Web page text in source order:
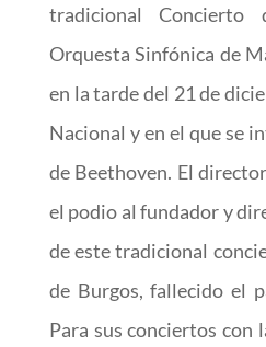
tradicional
Orquesta Sinfónica de
en la tarde del 21 de
Nacional y en el que se
de Beethoven. El
el podio al fundador y
de este tradicional
de Burgos, fallecido el
Para sus conciertos con